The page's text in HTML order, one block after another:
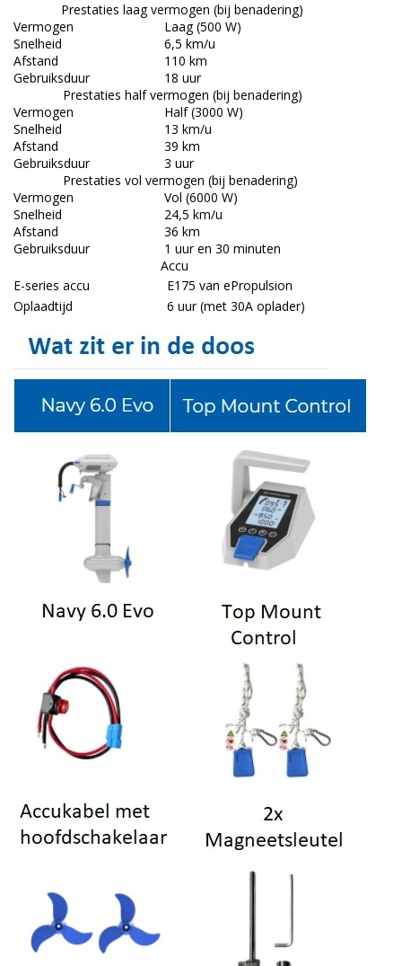
Prestaties laag vermogen (bij benadering)
Vermogen
Laag (500 W)
Snelheid
6,5 km/u
Afstand
110 km
Gebruiksduur
18 uur
Prestaties half vermogen (bij benadering)
Vermogen
Half (3000 W)
Snelheid
13 km/u
Afstand
39 km
Gebruiksduur
3 uur
Prestaties vol vermogen (bij benadering)
Vermogen
Vol (6000 W)
Snelheid
24,5 km/u
Afstand
36 km
Gebruiksduur
1 uur en 30 minuten
Accu
E-series accu
E175 van ePropulsion
Oplaadtijd
6 uur (met 30A oplader)